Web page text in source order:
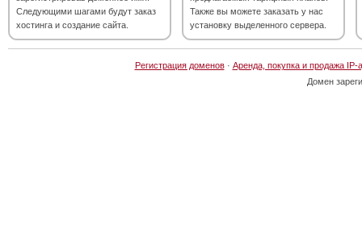
Следующими шагами будут заказ
хостинга и создание сайта.
Также вы можете заказать у нас
установку выделенного сервера.
Регистрация доменов· Аренда, покупка и продажа IP-
Домен